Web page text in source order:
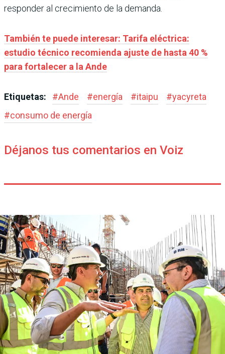
responder al crecimiento de la demanda.
También te puede interesar: Tarifa eléctrica:
estudio técnico recomienda ajuste de hasta 40 %
para fortalecer a la Ande
Etiquetas: #Ande #energía #itaipu #yacyreta
#consumo de energía
Déjanos tus comentarios en Voiz